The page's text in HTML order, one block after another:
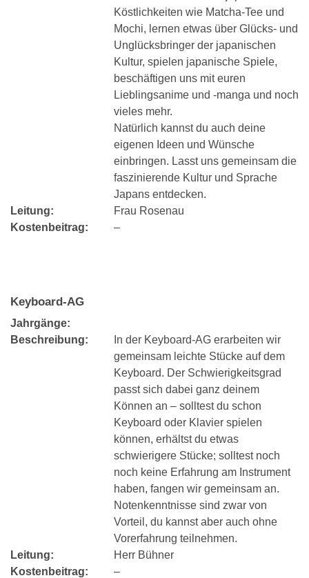
Köstlichkeiten wie Matcha-Tee und
Mochi, lernen etwas über Glücks- und
Unglücksbringer der japanischen
Kultur, spielen japanische Spiele,
beschäftigen uns mit euren
Lieblingsanime und -manga und noch
vieles mehr.
Natürlich kannst du auch deine
eigenen Ideen und Wünsche
einbringen. Lasst uns gemeinsam die
faszinierende Kultur und Sprache
Japans entdecken.
Leitung:
Frau Rosenau
Kostenbeitrag:
–
Keyboard-AG
Jahrgänge:
Beschreibung:
In der Keyboard-AG erarbeiten wir
gemeinsam leichte Stücke auf dem
Keyboard. Der Schwierigkeitsgrad
passt sich dabei ganz deinem
Können an – solltest du schon
Keyboard oder Klavier spielen
können, erhältst du etwas
schwierigere Stücke; solltest noch
noch keine Erfahrung am Instrument
haben, fangen wir gemeinsam an.
Notenkenntnisse sind zwar von
Vorteil, du kannst aber auch ohne
Vorerfahrung teilnehmen.
Leitung:
Herr Bühner
Kostenbeitrag:
–